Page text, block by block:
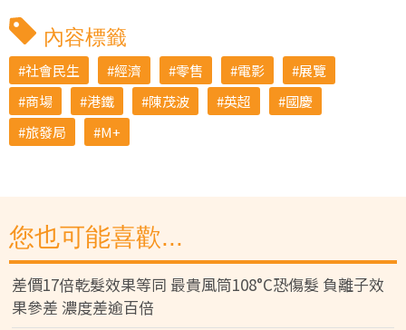
內容標籤
社會民生 經濟 零售 電影
展覽
商場
港鐵 陳茂波 英超
國慶
旅發局
M+
您也可能喜歡...
差價17倍乾髮效果等同 最貴風筒108°C恐傷髮 負離子效
果參差 濃度差逾百倍